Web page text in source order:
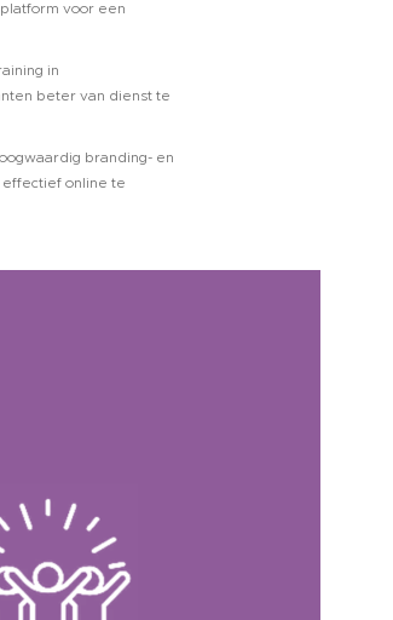
voor een
in
beter van dienst te
branding- en
effectief online te